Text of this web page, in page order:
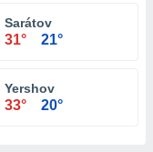
Sarátov
31° 21°
Yershov
33° 20°